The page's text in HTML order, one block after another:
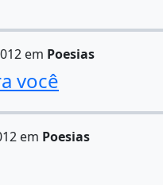
em Poesias
você
em Poesias